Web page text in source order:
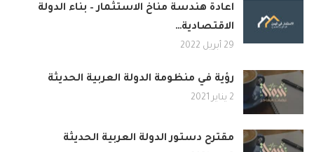
اعادة هندسة مناخ الاستثمار – بناء الدولة
الاقتصادية…
29 أبريل 2022
رؤية في منظومة الدولة العربية الحديثة
2 يناير 2021
مقترح دستور الدولة العربية الحديثة